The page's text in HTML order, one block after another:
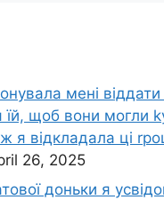
мені віддати
щоб вони могли
я відкладала ці
26, 2025
доньки я